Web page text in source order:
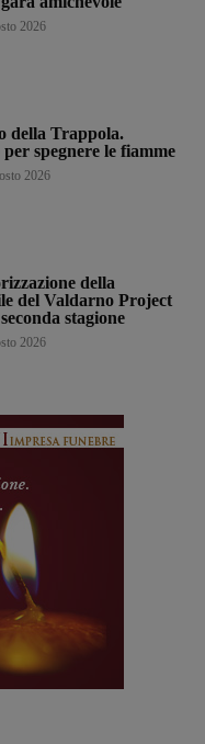
2026
della Trappola.
spegnere le fiamme
2026
della
del Valdarno Project
stagione
2026